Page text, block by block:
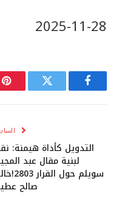
‎2025-‎11-‎28
فيسبوك تويتر
التدويل كأداة هيمنة:
لبنية مقال عبد
سويلم حول
صالح